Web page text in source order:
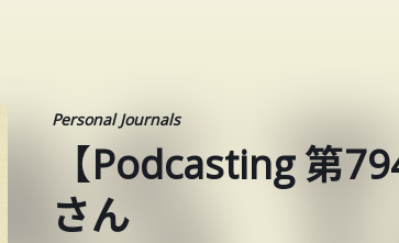
Personal Journals
【Podcasting 第
さん